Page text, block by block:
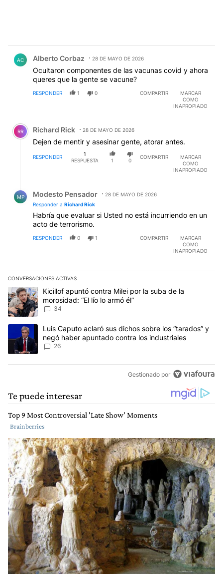
AC Alberto Corbaz 28 DE MAYO DE 2026
Ocultaron componentes de las vacunas covid y ahora
queres que la gente se vacune?
RESPONDER 1 0 COMPARTIR
MARCAR
COMO
INAPROPIADO
Comentario de Richard Rick.
RR Richard Rick 28 DE MAYO DE 2026
Dejen de mentir y asesinar gente, atorar antes.
RESPONDER
1
RESPUESTA
1 0
COMPARTIR
MARCAR
COMO
INAPROPIADO
MP Modesto Pensador
28 DE MAYO DE 2026
Responder a Richard Rick
Habría que evaluar si Usted no está incurriendo en un
acto de terrorismo.
RESPONDER 0 1 COMPARTIR
MARCAR
COMO
INAPROPIADO
CONVERSACIONES ACTIVAS
Este listado muestra los artículos con más comentarios en los
Un artículo de tendencia con el título "Kicillof apuntó contra Milei
Kicillof apuntó contra Milei por la suba de la
morosidad: “El lío lo armó él”
34
Un artículo de tendencia con el título "Luis Caputo aclaró sus
Luis Caputo aclaró sus dichos sobre los “tarados” y
negó haber apuntado contra los industriales
26
Gestionado por